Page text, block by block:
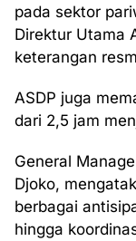
pada sektor
Direktur Utama
keterangan
ASDP juga
dari 2,5 jam
General
Djoko,
berbagai
hingga